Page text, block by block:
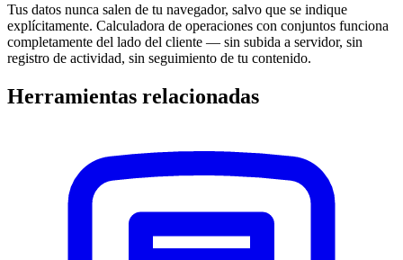
Tus datos nunca salen de tu navegador, salvo que se indique
explícitamente. Calculadora de operaciones con conjuntos funciona
completamente del lado del cliente — sin subida a servidor, sin
registro de actividad, sin seguimiento de tu contenido.
Herramientas relacionadas